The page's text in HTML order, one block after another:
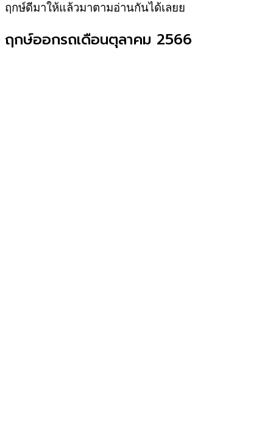
ฤกษ์ดีมาให้แล้วมาตามอ่านกันได้เลยย
ฤกษ์ออกรถเดือนตุลาคม 2566